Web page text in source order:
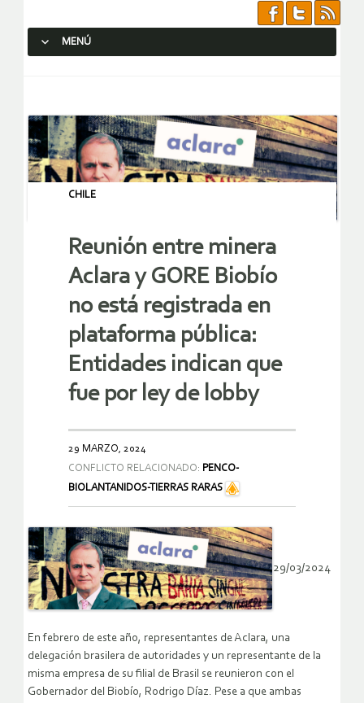
MENÚ
CHILE
Reunión entre minera
Aclara y GORE Biobío
no está registrada en
plataforma pública:
Entidades indican que
fue por ley de lobby
29 MARZO, 2024
CONFLICTO RELACIONADO: PENCO-
BIOLANTANIDOS-TIERRAS RARAS
29/03/2024
En febrero de este año, representantes de Aclara, una
delegación brasilera de autoridades y un representante de la
misma empresa de su filial de Brasil se reunieron con el
Gobernador del Biobío, Rodrigo Díaz. Pese a que ambas